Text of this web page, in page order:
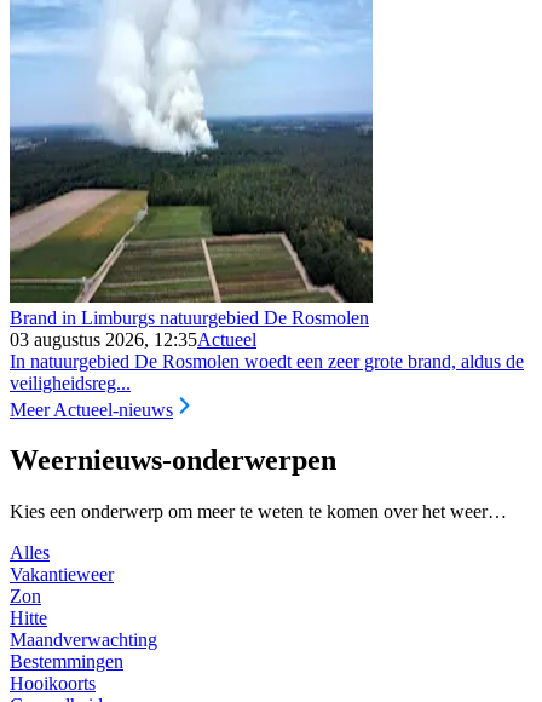
Brand in Limburgs natuurgebied De Rosmolen
03 augustus 2026, 12:35Actueel
In natuurgebied De Rosmolen woedt een zeer grote brand, aldus de
veiligheidsreg...
Meer Actueel-nieuws
Weernieuws-onderwerpen
Kies een onderwerp om meer te weten te komen over het weer…
Alles
Vakantieweer
Zon
Hitte
Maandverwachting
Bestemmingen
Hooikoorts